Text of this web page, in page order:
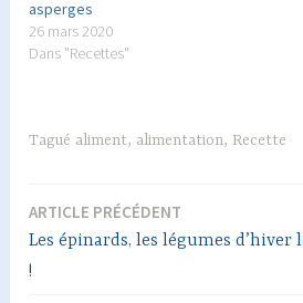
asperges
26 mars 2020
Dans "Recettes"
Tagué aliment, alimentation, Recette
Navigation
de
ARTICLE PRÉCÉDENT
Les épinards, les légumes d’hiver
!